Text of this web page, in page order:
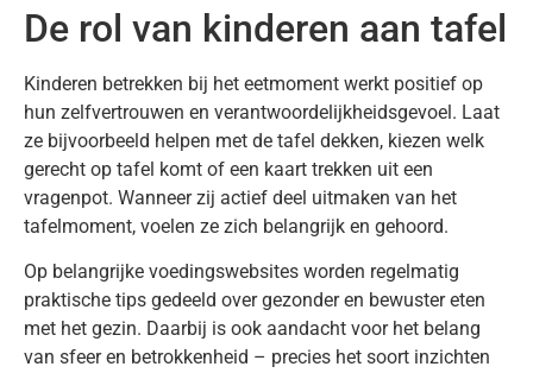
De rol van kinderen aan tafel
Kinderen betrekken bij het eetmoment werkt positief op
hun zelfvertrouwen en verantwoordelijkheidsgevoel. Laat
ze bijvoorbeeld helpen met de tafel dekken, kiezen welk
gerecht op tafel komt of een kaart trekken uit een
vragenpot. Wanneer zij actief deel uitmaken van het
tafelmoment, voelen ze zich belangrijk en gehoord.
Op belangrijke voedingswebsites worden regelmatig
praktische tips gedeeld over gezonder en bewuster eten
met het gezin. Daarbij is ook aandacht voor het belang
van sfeer en betrokkenheid – precies het soort inzichten